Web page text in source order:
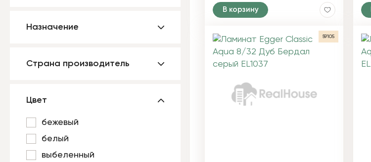
Назначение
Страна производитель
Цвет
бежевый
белый
выбеленный
В корзину
59105